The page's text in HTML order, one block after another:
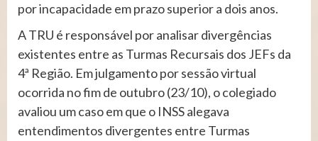
por incapacidade em prazo superior a dois anos.
A TRU é responsável por analisar divergências
existentes entre as Turmas Recursais dos JEFs da
4ª Região. Em julgamento por sessão virtual
ocorrida no fim de outubro (23/10), o colegiado
avaliou um caso em que o INSS alegava
entendimentos divergentes entre Turmas